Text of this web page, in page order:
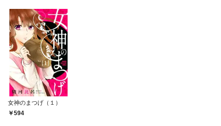
女神のまつげ（１）
594